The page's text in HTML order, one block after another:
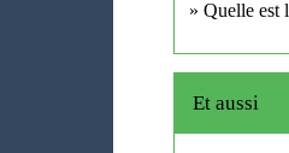
Quelle est
Et aussi